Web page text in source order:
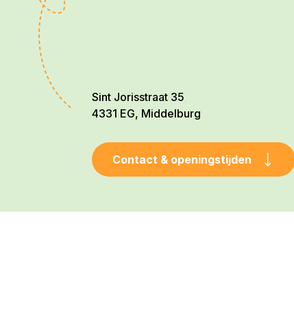
Sint Jorisstraat 35
4331 EG, Middelburg
Contact & openingstijden